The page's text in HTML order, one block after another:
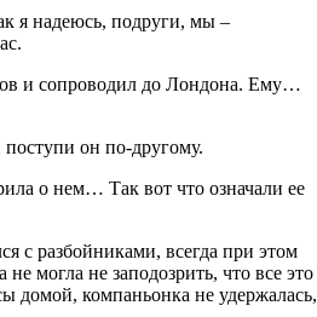
я надеюсь, подруги, мы –
и сопроводил до Лондона. Ему…
он по-другому.
о нем… Так вот что означали ее
с разбойниками, всегда при этом
могла не заподозрить, что все это
домой, компаньонка не удержалась,